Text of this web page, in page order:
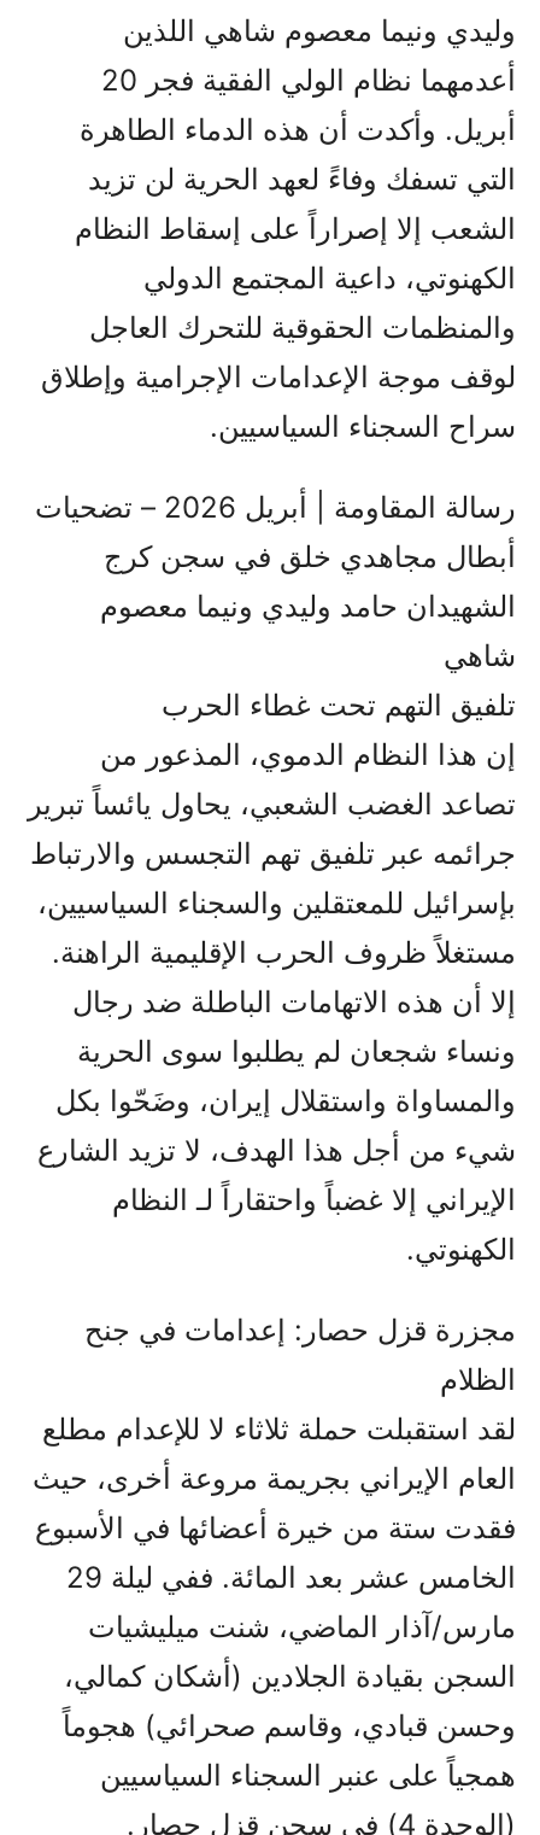
وليدي ونيما معصوم شاهي اللذين
أعدمهما نظام الولي الفقیة فجر 20
أبريل. وأكدت أن هذه الدماء الطاهرة
التي تسفك وفاءً لعهد الحرية لن تزيد
الشعب إلا إصراراً على إسقاط النظام
الكهنوتي، داعية المجتمع الدولي
والمنظمات الحقوقية للتحرك العاجل
لوقف موجة الإعدامات الإجرامية وإطلاق
سراح السجناء السياسيين.
رسالة المقاومة | أبريل 2026 – تضحيات
أبطال مجاهدي خلق في سجن كرج
الشهيدان حامد وليدي ونيما معصوم
شاهي
تلفيق التهم تحت غطاء الحرب
إن هذا النظام الدموي، المذعور من
تصاعد الغضب الشعبي، يحاول يائساً تبرير
جرائمه عبر تلفيق تهم التجسس والارتباط
بإسرائيل للمعتقلين والسجناء السياسيين،
مستغلاً ظروف الحرب الإقليمية الراهنة.
إلا أن هذه الاتهامات الباطلة ضد رجال
ونساء شجعان لم يطلبوا سوى الحرية
والمساواة واستقلال إيران، وضَحّوا بكل
شيء من أجل هذا الهدف، لا تزيد الشارع
الإيراني إلا غضباً واحتقاراً لـ النظام
الكهنوتي.
مجزرة قزل حصار: إعدامات في جنح
الظلام
لقد استقبلت حملة ثلاثاء لا للإعدام مطلع
العام الإيراني بجريمة مروعة أخرى، حيث
فقدت ستة من خيرة أعضائها في الأسبوع
الخامس عشر بعد المائة. ففي ليلة 29
مارس/آذار الماضي، شنت ميليشيات
السجن بقيادة الجلادين (أشكان كمالي،
وحسن قبادي، وقاسم صحرائي) هجوماً
همجياً على عنبر السجناء السياسيين
(الوحدة 4) في سجن قزل حصار.